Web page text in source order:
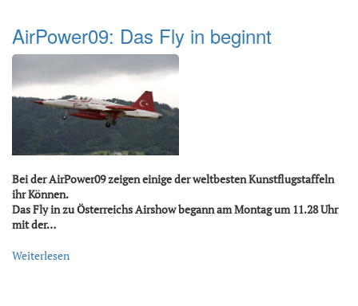
AirPower09: Das Fly in beginnt
Bei der AirPower09 zeigen einige der weltbesten Kunstflugstaffeln
ihr Können.
Das Fly in zu Österreichs Airshow begann am Montag um 11.28 Uhr
mit der…
Weiterlesen